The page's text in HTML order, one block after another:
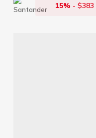
15% - $383